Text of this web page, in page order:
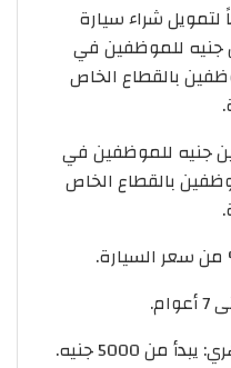
لتمويل شراء سيارة
تصل إلى 5 ملايين جنيه للموظفين في
للموظفين بالقطاع الخاص
تصل إلى 5 ملايين جنيه للموظفين في
للموظفين بالقطاع الخاص
5000 جنيه.